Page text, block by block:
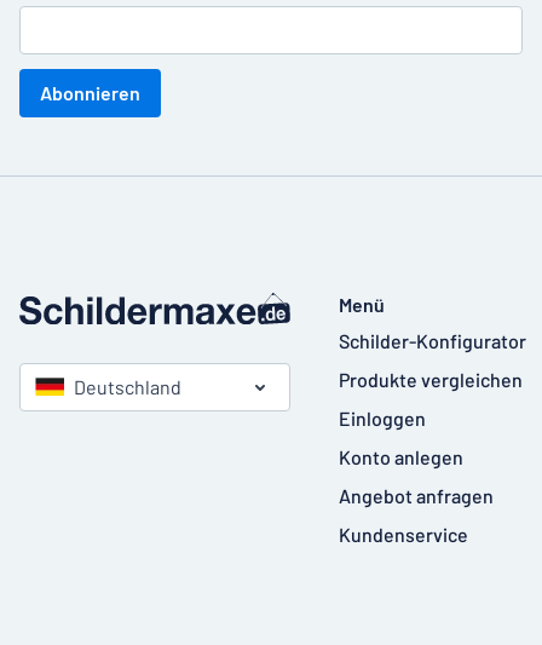
Abonnieren
Deutschland
Menü
Schilder-Konfigurator
Produkte vergleichen
Einloggen
Konto anlegen
Angebot anfragen
Kundenservice